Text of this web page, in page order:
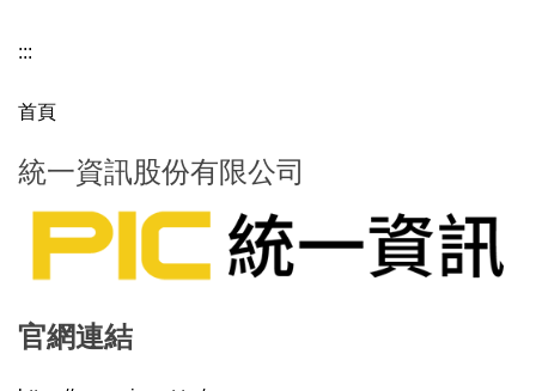
:::
首頁
統一資訊股份有限公司
官網連結